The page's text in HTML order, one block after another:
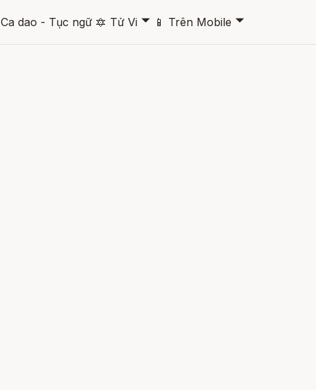
Ca dao - Tục ngữ 🔯 Tử Vi 🞃 📱 Trên Mobile 🞃